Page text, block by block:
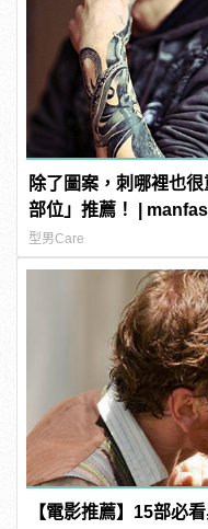
除了圖案，刺哪裡也
部位」推薦！ |
型男Care
【電影推薦】15部必